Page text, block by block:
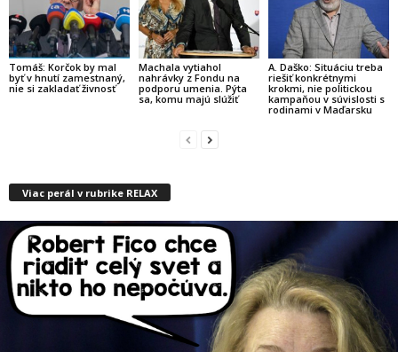
Tomáš: Korčok by mal
byť v hnutí zamestnaný,
nie si zakladať živnosť
Machala vytiahol
nahrávky z Fondu na
podporu umenia. Pýta
sa, komu majú slúžiť
A. Daško: Situáciu treba
riešiť konkrétnymi
krokmi, nie politickou
kampaňou v súvislosti s
rodinami v Maďarsku
Viac perál v rubrike RELAX